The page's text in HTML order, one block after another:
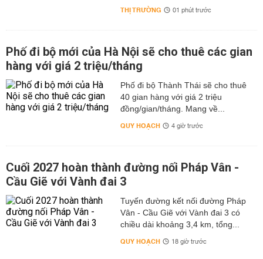
THỊ TRƯỜNG 01 phút trước
Phố đi bộ mới của Hà Nội sẽ cho thuê các gian
hàng với giá 2 triệu/tháng
Phố đi bộ Thành Thái sẽ cho thuê
40 gian hàng với giá 2 triệu
đồng/gian/tháng. Mang về...
QUY HOẠCH 4 giờ trước
Cuối 2027 hoàn thành đường nối Pháp Vân -
Cầu Giẽ với Vành đai 3
Tuyến đường kết nối đường Pháp
Vân - Cầu Giẽ với Vành đai 3 có
chiều dài khoảng 3,4 km, tổng...
QUY HOẠCH 18 giờ trước